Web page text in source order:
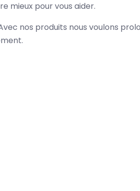
mieux pour vous aider.
nos produits nous voulons